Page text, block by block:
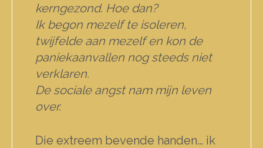
kerngezond. Hoe dan?
Ik begon mezelf te isoleren,
twijfelde aan mezelf en kon de
paniekaanvallen nog steeds niet
verklaren.
De sociale angst nam mijn leven
over.
Die extreem bevende handen… ik